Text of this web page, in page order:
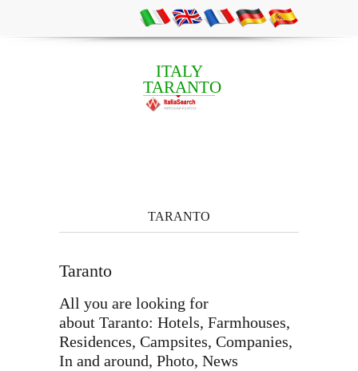
ITALY
TARANTO
TARANTO
Taranto
All you are looking for
about Taranto: Hotels, Farmhouses,
Residences, Campsites, Companies,
In and around, Photo, News